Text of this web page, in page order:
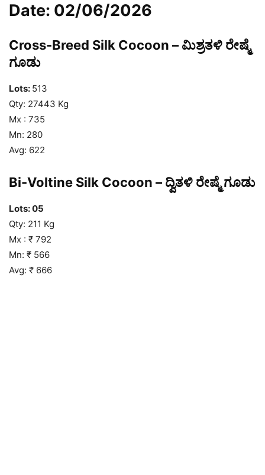
Date: 02/06/2026
Cross-Breed Silk Cocoon – ಮಿಶ್ರತಳಿ ರೇಷ್ಮೆ
ಗೂಡು
Lots: 513
Qty: 27443 Kg
Mx : 735
Mn: 280
Avg: 622
Bi-Voltine Silk Cocoon – ದ್ವಿತಳಿ ರೇಷ್ಮೆ ಗೂಡು
Lots: 05
Qty: 211 Kg
Mx : ₹ 792
Mn: ₹ 566
Avg: ₹ 666